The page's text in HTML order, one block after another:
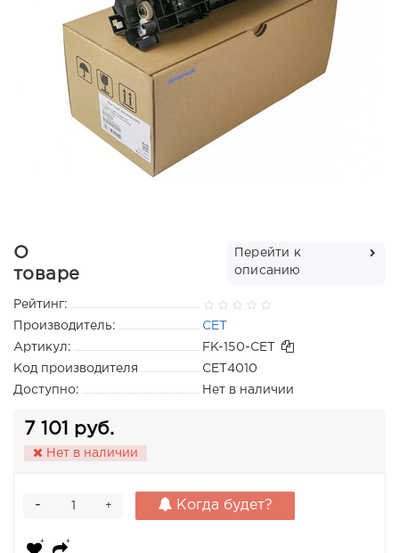
О
товаре
Перейти к
описанию
Рейтинг:
Производитель:
CET
Артикул:
FK-150-CET
Код производителя
CET4010
Доступно:
Нет в наличии
7 101 руб.
Нет в наличии
+
- Когда будет?